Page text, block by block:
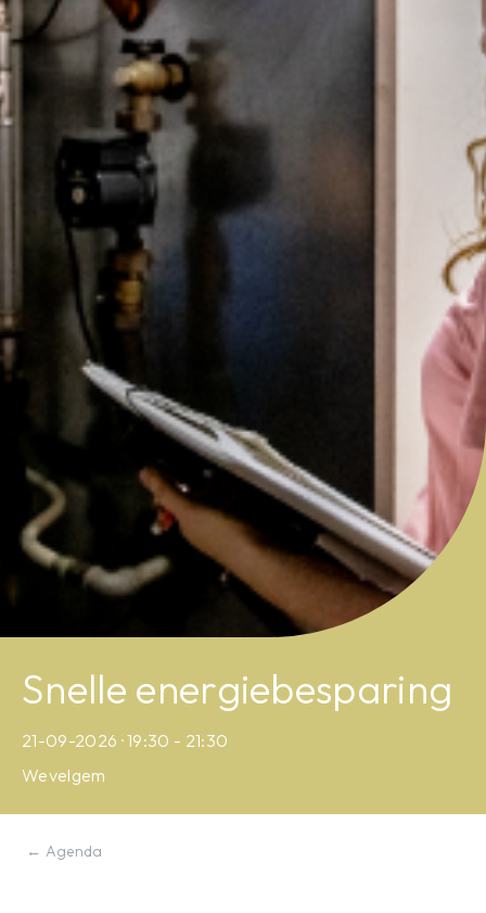
Snelle energiebesparing
21-09-2026 · 19:30 - 21:30
Wevelgem
← Agenda